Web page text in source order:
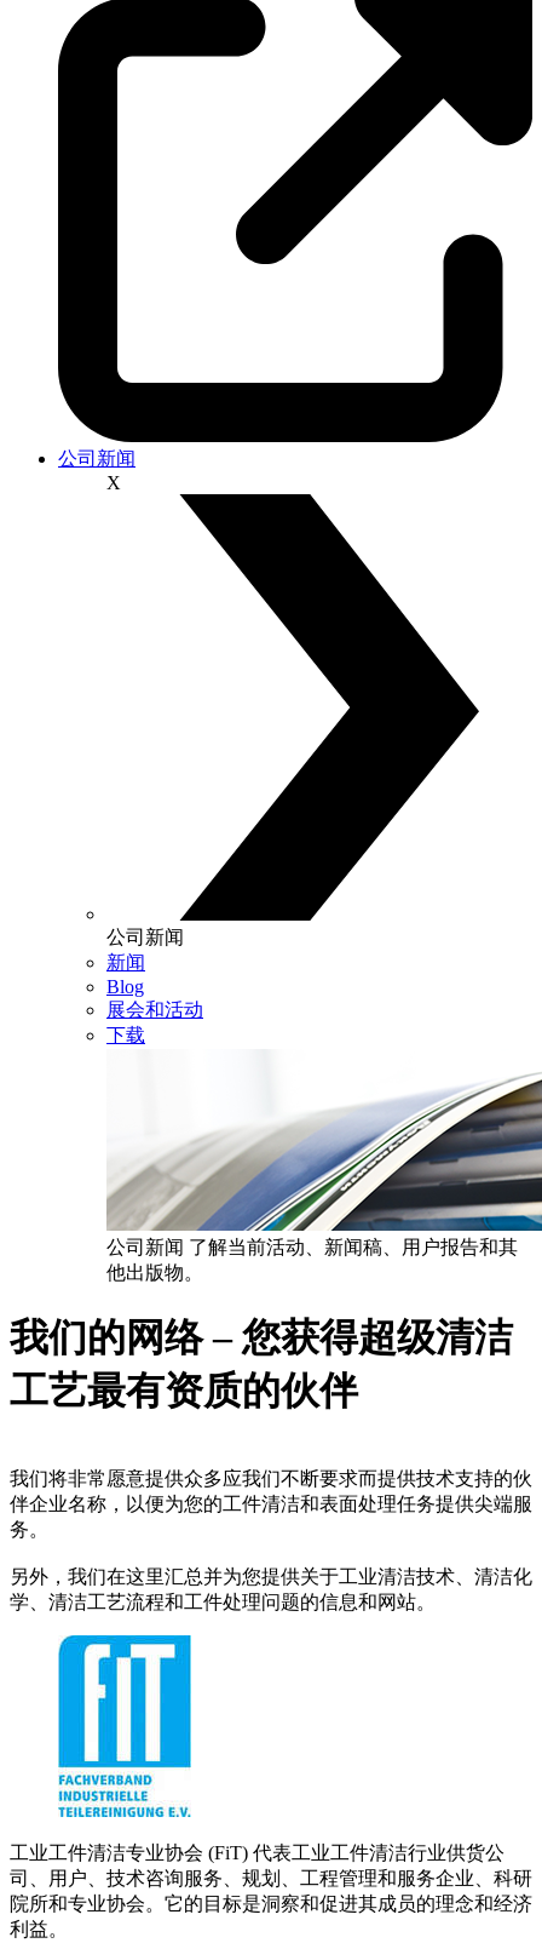
公司新闻
X
公司新闻
新闻
Blog
展会和活动
下载
公司新闻 了解当前活动、新闻稿、用户报告和其
他出版物。
我们的网络 – 您获得超级清洁
工艺最有资质的伙伴
我们将非常愿意提供众多应我们不断要求而提供技术支持的伙
伴企业名称，以便为您的工件清洁和表面处理任务提供尖端服
务。
另外，我们在这里汇总并为您提供关于工业清洁技术、清洁化
学、清洁工艺流程和工件处理问题的信息和网站。
工业工件清洁专业协会 (FiT) 代表工业工件清洁行业供货公
司、用户、技术咨询服务、规划、工程管理和服务企业、科研
院所和专业协会。它的目标是洞察和促进其成员的理念和经济
利益。